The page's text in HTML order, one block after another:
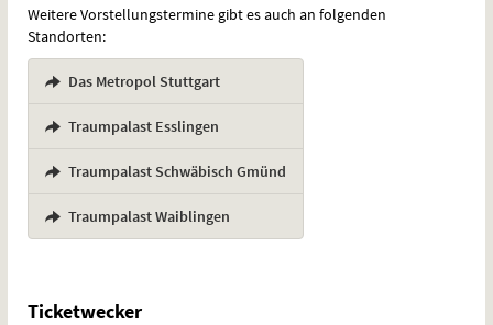
Weitere Vorstellungstermine gibt es auch an folgenden
Standorten:
Das Metropol Stuttgart
Traumpalast Esslingen
Traumpalast Schwäbisch Gmünd
Traumpalast Waiblingen
Ticketwecker